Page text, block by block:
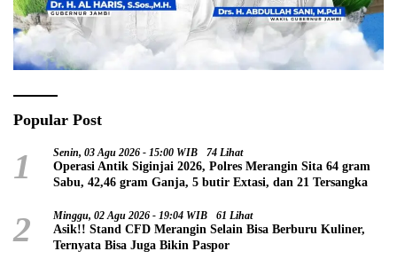
Popular Post
1 Senin, 03 Agu 2026 - 15:00 WIB 74 Lihat
Operasi Antik Siginjai 2026, Polres Merangin Sita 64 gram
Sabu, 42,46 gram Ganja, 5 butir Extasi, dan 21 Tersangka
2 Minggu, 02 Agu 2026 - 19:04 WIB 61 Lihat
Asik!! Stand CFD Merangin Selain Bisa Berburu Kuliner,
Ternyata Bisa Juga Bikin Paspor